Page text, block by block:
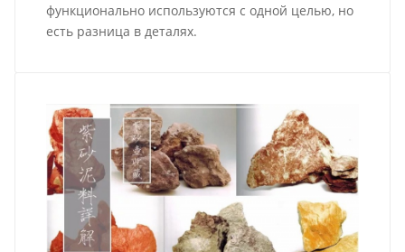
функционально используются с одной целью, но
есть разница в деталях.